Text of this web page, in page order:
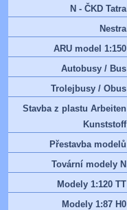
N - ČKD Tatra
Nestra
ARU model 1:150
Autobusy / Bus
Trolejbusy / Obus
Stavba z plastu Arbeiten
Kunststoff
Přestavba modelů
Tovární modely N
Modely 1:120 TT
Modely 1:87 H0